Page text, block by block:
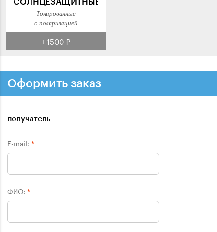
Тонированные
с поляризацией
+ 1500 ₽
Оформить заказ
получатель
E-mail: *
ФИО: *